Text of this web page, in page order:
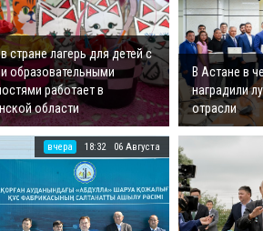
стране лагерь для детей с
образовательными
работает в
области
В Астане в
наградили
отрасли
вчера 18:3206 Августа